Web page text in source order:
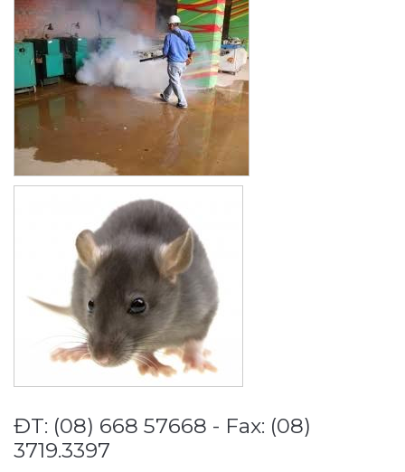
Xe đẩy làm vệ sinh Sài Gòn
ĐT: (08) 668 57668 - Fax: (08)
3719.3397